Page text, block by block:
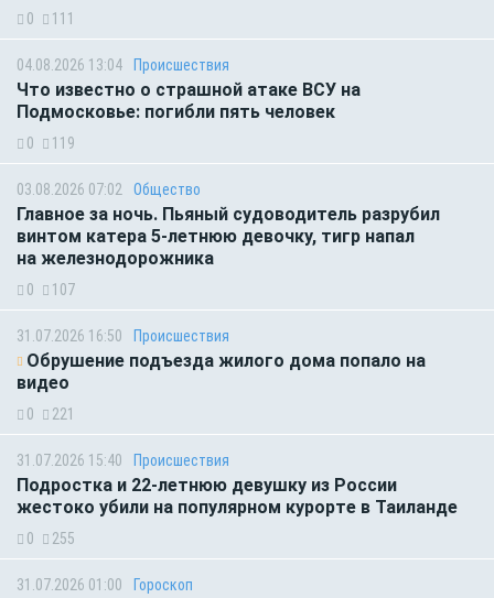
0 111
04.08.2026 13:04 Происшествия
Что известно о страшной атаке ВСУ на
Подмосковье: погибли пять человек
0 119
03.08.2026 07:02 Общество
Главное за ночь. Пьяный судоводитель разрубил
винтом катера 5-летнюю девочку, тигр напал
на железнодорожника
0 107
31.07.2026 16:50 Происшествия
Обрушение подъезда жилого дома попало на
видео
0 221
31.07.2026 15:40 Происшествия
Подростка и 22-летнюю девушку из России
жестоко убили на популярном курорте в Таиланде
0 255
31.07.2026 01:00 Гороскоп